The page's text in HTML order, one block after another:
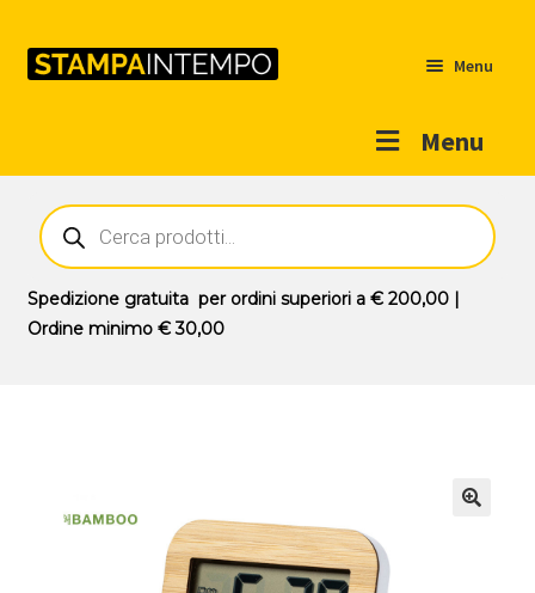
Menu
Menu
Outlet
Prodotti
Novità
Ricerca
prodotti
Spedizione gratuitaper ordini superiori a € 200,00|
Ordine minimo € 30,00